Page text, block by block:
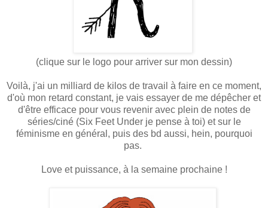
(clique sur le logo pour arriver sur mon dessin)
Voilà, j'ai un milliard de kilos de travail à faire en ce moment,
d'où mon retard constant, je vais essayer de me dépêcher et
d'être efficace pour vous revenir avec plein de notes de
séries/ciné (Six Feet Under je pense à toi) et sur le
féminisme en général, puis des bd aussi, hein, pourquoi
pas.
Love et puissance, à la semaine prochaine !